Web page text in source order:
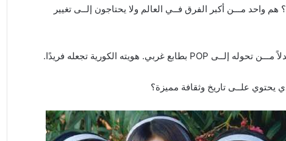
4. لماذا يريد رئيس شركة HYBE تغيير فرقة BTS؟ هم واحد مـــن أكبر الفرق فــي العالم ولا يحتاجون إلــى تغيير